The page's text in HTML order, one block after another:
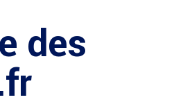
des